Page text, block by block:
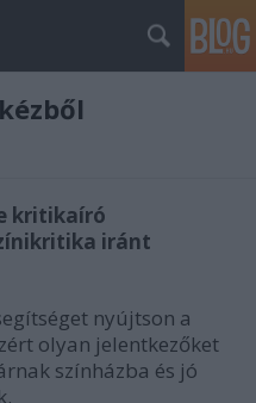
kritikaíró
iránt
nyújtson a
olyan jelentkezőket
színházba és jó